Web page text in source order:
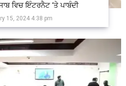
ਵਿਚ ਇੰਟਰਨੈਟ ‘ਤੇ ਪਾਬੰਦੀ
15, 2024 4:38 pm